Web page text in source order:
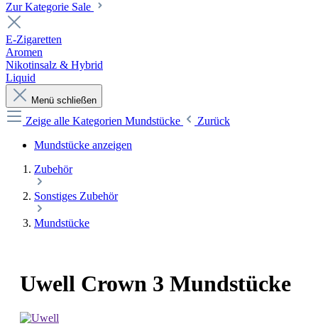
Zur Kategorie Sale
E-Zigaretten
Aromen
Nikotinsalz & Hybrid
Liquid
Menü schließen
Zeige alle Kategorien Mundstücke
Zurück
Mundstücke anzeigen
Zubehör
Sonstiges Zubehör
Mundstücke
Uwell Crown 3 Mundstücke